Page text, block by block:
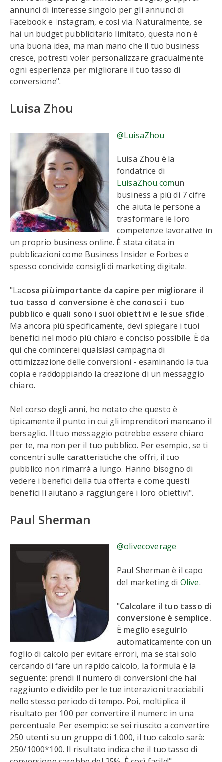
annunci di interesse singolo per gli annunci di
Facebook e Instagram, e così via. Naturalmente, se
hai un budget pubblicitario limitato, questa non è
una buona idea, ma man mano che il tuo business
cresce, potresti voler personalizzare gradualmente
ogni esperienza per migliorare il tuo tasso di
conversione".
Luisa Zhou
@LuisaZhou
Luisa Zhou è la
fondatrice di
LuisaZhou.comun
business a più di 7 cifre
che aiuta le persone a
trasformare le loro
competenze lavorative in
un proprio business online. È stata citata in
pubblicazioni come Business Insider e Forbes e
spesso condivide consigli di marketing digitale.
"Lacosa più importante da capire per migliorare il
tuo tasso di conversione è che conosci il tuo
pubblico e quali sono i suoi obiettivi e le sue sfide .
Ma ancora più specificamente, devi spiegare i tuoi
benefici nel modo più chiaro e conciso possibile. È da
qui che comincerei qualsiasi campagna di
ottimizzazione delle conversioni - esaminando la tua
copia e raddoppiando la creazione di un messaggio
chiaro.
Nel corso degli anni, ho notato che questo è
tipicamente il punto in cui gli imprenditori mancano il
bersaglio. Il tuo messaggio potrebbe essere chiaro
per te, ma non per il tuo pubblico. Per esempio, se ti
concentri sulle caratteristiche che offri, il tuo
pubblico non rimarrà a lungo. Hanno bisogno di
vedere i benefici della tua offerta e come questi
benefici li aiutano a raggiungere i loro obiettivi".
Paul Sherman
@olivecoverage
Paul Sherman è il capo
del marketing di Olive.
"Calcolare il tuo tasso di
conversione è semplice.
È meglio eseguirlo
automaticamente con un
foglio di calcolo per evitare errori, ma se stai solo
cercando di fare un rapido calcolo, la formula è la
seguente: prendi il numero di conversioni che hai
raggiunto e dividilo per le tue interazioni tracciabili
nello stesso periodo di tempo. Poi, moltiplica il
risultato per 100 per convertire il numero in una
percentuale. Per esempio: se sei riuscito a convertire
250 utenti su un gruppo di 1.000, il tuo calcolo sarà:
250/1000*100. Il risultato indica che il tuo tasso di